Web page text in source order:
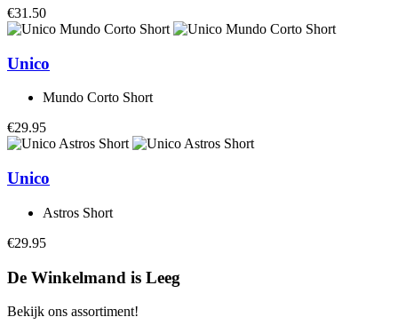
€31.50
Unico
Mundo Corto Short
€29.95
Unico
Astros Short
€29.95
De Winkelmand is Leeg
Bekijk ons assortiment!